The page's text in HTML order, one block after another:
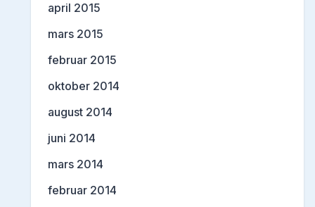
april 2015
mars 2015
februar 2015
oktober 2014
august 2014
juni 2014
mars 2014
februar 2014